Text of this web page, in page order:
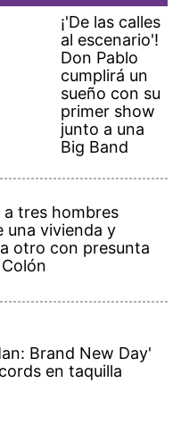
¡'De las calles
al escenario'!
Don Pablo
cumplirá un
sueño con su
primer show
junto a una
Big Band
a tres hombres
una vivienda y
otro con presunta
Brand New Day'
en taquilla